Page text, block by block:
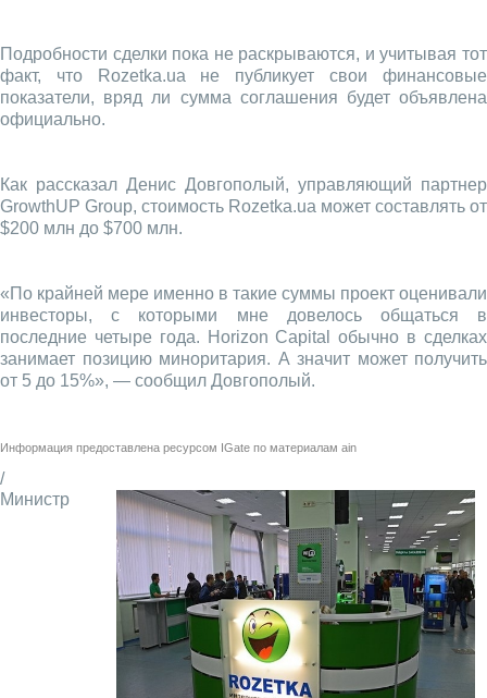
Подробности сделки пока не раскрываются, и учитывая тот
факт, что Rozetka.ua не публикует свои финансовые
показатели, вряд ли сумма соглашения будет объявлена
официально.
Как рассказал Денис Довгополый, управляющий партнер
GrowthUP Group, стоимость Rozetka.ua может составлять от
$200 млн до $700 млн.
«По крайней мере именно в такие суммы проект оценивали
инвесторы, с которыми мне довелось общаться в
последние четыре года. Horizon Capital обычно в сделках
занимает позицию миноритария. А значит может получить
от 5 до 15%», — сообщил Довгополый.
Информация предоставлена ресурсом IGate по материалам ain
/
Министр